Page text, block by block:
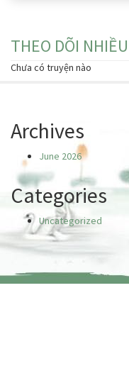
THEO DÕI NHIỀU
Chưa có truyện nào
Archives
June 2026
Categories
Uncategorized